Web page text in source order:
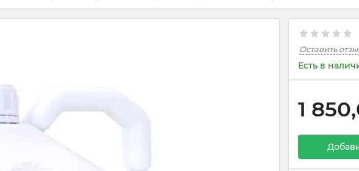
Оставить
Есть в
1